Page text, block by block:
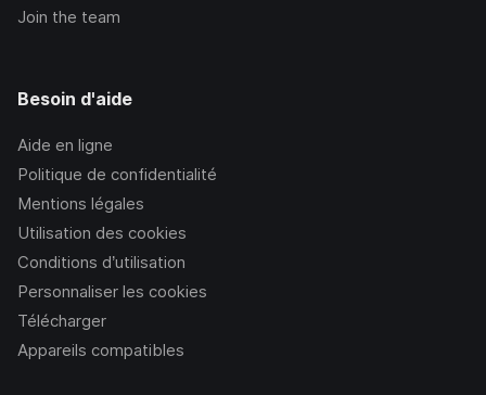
Join the team
Besoin d'aide
Aide en ligne
Politique de confidentialité
Mentions légales
Utilisation des cookies
Conditions d’utilisation
Personnaliser les cookies
Télécharger
Appareils compatibles